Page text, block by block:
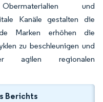
und
Kanäle gestalten die
Marken erhöhen die
zu beschleunigen und
agilen regionalen
Berichts